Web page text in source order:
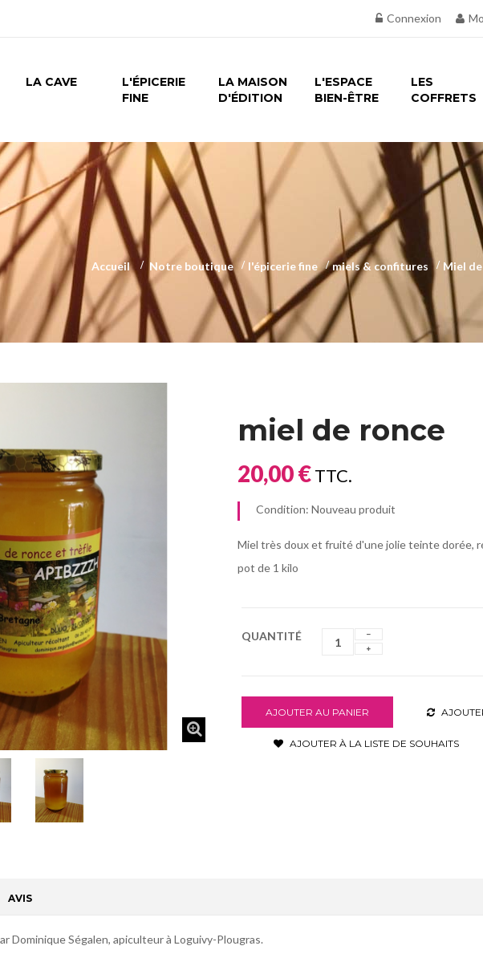
Connexion
LA CAVE
L'ÉPICERIE
FINE
LA MAISON
D'ÉDITION
L'ESPACE
BIEN-ÊTRE
LES
COFFRETS
Accueil > Notre boutique > l'épicerie fine > miels & confitures > Miel
miel de ronce
20,00 €TTC.
Condition: Nouveau produit
Miel très doux et fruité d'une jolie teinte dorée,
pot de 1 kilo
QUANTITÉ
AJOUTER AU PANIER
AJOUTER À LA LISTE DE SOUHAITS
AVIS
Dominique Ségalen, apiculteur à Loguivy-Plougras.